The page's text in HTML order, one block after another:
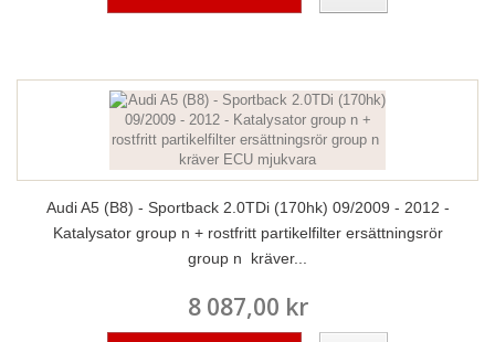
Audi A5 (B8) - Sportback 2.0TDi (170hk) 09/2009 - 2012 -
Katalysator group n + rostfritt partikelfilter ersättningsrör
group n kräver...
8 087,00 kr